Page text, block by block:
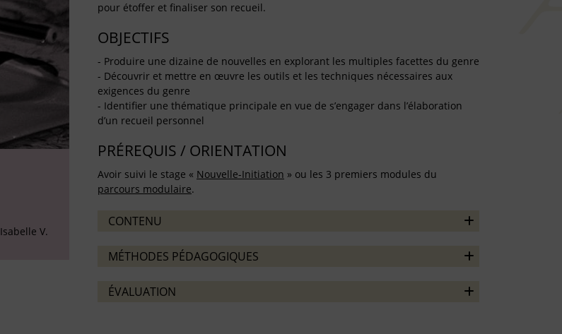
Isabelle V.
pour étoffer et finaliser son recueil.
OBJECTIFS
- Produire une dizaine de nouvelles en explorant les multiples facettes du genre
- Découvrir et mettre en œuvre les outils et les techniques nécessaires aux
exigences du genre
- Identifier une thématique principale en vue de s’engager dans l’élaboration
d’un recueil personnel
PRÉREQUIS / ORIENTATION
Avoir suivi le stage « Nouvelle-Initiation » ou les 3 premiers modules du
parcours modulaire.
CONTENU
MÉTHODES PÉDAGOGIQUES
ÉVALUATION